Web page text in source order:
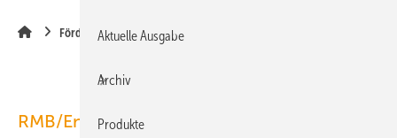
Förderung
RMB/Energie / KWK-Förderung
Aktuelle Ausgabe
Archiv
Produkte